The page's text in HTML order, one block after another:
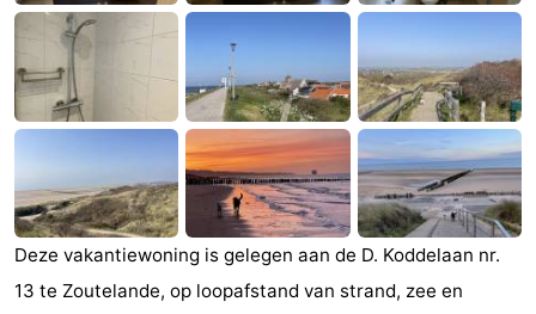
Monumenten
Kerken
-
Vuurtorens
-
Uitkijkpunten
Attracties
-
Speeltuinen
-
Deze vakantiewoning is gelegen aan de D. Koddelaan nr.
13 te Zoutelande, op loopafstand van strand, zee en